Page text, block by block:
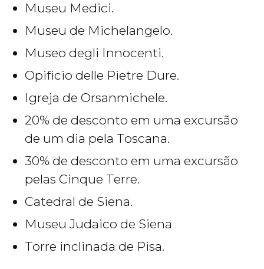
Museu Medici.
Museu de Michelangelo.
Museo degli Innocenti.
Opificio delle Pietre Dure.
Igreja de Orsanmichele.
20% de desconto em uma excursão
de um dia pela Toscana.
30% de desconto em uma excursão
pelas Cinque Terre.
Catedral de Siena.
Museu Judaico de Siena
Torre inclinada de Pisa.